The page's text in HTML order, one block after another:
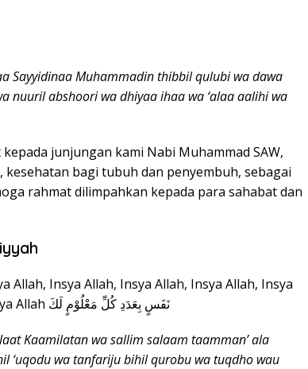
Sayyidinaa Muhammadin thibbil qulubi wa dawa
nuuril abshoori wa dhiyaa ihaa wa ‘alaa aalihi wa
junjungan kami Nabi Muhammad SAW,
bagi tubuh dan penyembuh, sebagai
rahmat dilimpahkan kepada para sahabat dan
Allah, Insya Allah, Insya Allah, Insya Allah, Insya
Allah, Insya Allah. نُ الْخَوَاتِمِ, وَيُسْتَسْقَج Insya Allah نَفَسٍ بِعَدَدِ كُلِّ مَعْلُوْمٍ لَكَ
Kaamilatan wa sallim salaam taamman’ ala
‘uqodu wa tanfariju bihil qurobu wa tuqdho wau